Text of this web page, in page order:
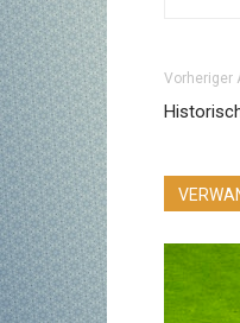
Vorheriger